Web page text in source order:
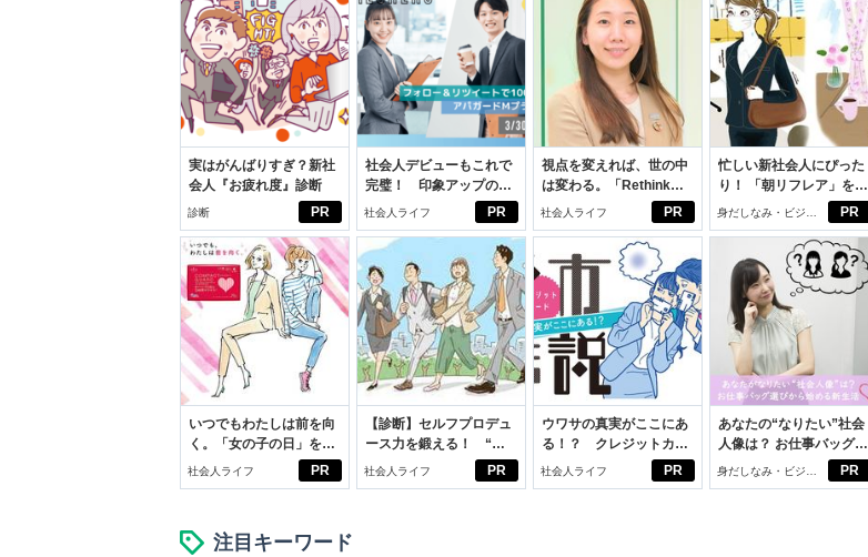
PR
実はがんばりすぎ？新社
会人『お疲れ度』診断
診断 PR
社会人デビューもこれで
完璧！ 印象アップのセ
ルフプロデュース術
社会人ライフ PR
視点を変えれば、世の中
は変わる。「Rethink
PROJECT」がつたえた
社会人ライフ PR
忙しい新社会人にぴった
り！ 「朝リフレア」をは
じめよう。しっかりニオ
イケアして24時間快適。
身だしなみ・ビジネ
スアイテム
PR
いつでもわたしは前を向
く。「女の子の日」を前
向きに♪社会人エリ・大
社会人ライフ PR
【診断】セルフプロデュ
ース力を鍛える！ “ジ
ブン観”診断
社会人ライフ PR
ウワサの真実がここにあ
る！？ クレジットカー
ドの都市伝説
社会人ライフ PR
あなたの“なりたい”社会
人像は？ お仕事バッグ選
びから始める新生活
身だしなみ・ビジネ
スアイテム
注目キーワード